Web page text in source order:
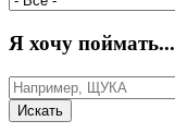
Я хочу поймать...